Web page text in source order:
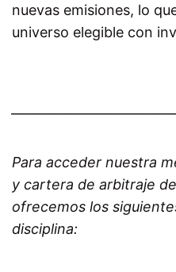
nuevas emisiones, lo
universo elegible con
Para acceder nuestra
y cartera de arbitraje
ofrecemos los
disciplina: